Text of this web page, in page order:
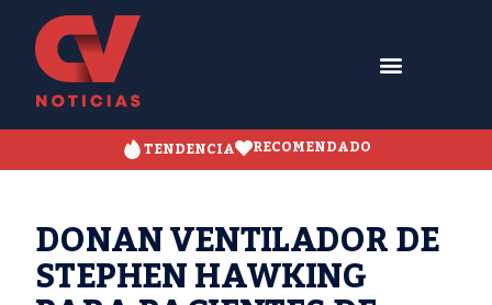
TENDENCIA RECOMENDADO
DONAN VENTILADOR DE
STEPHEN HAWKING